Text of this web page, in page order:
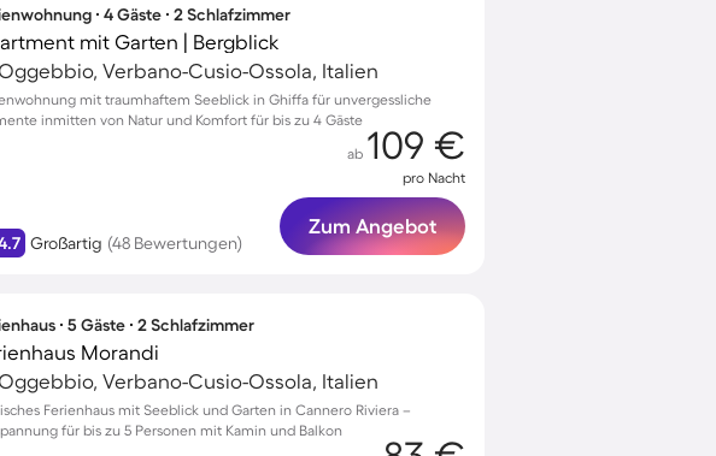
∙ 4 Gäste ∙ 2 Schlafzimmer
mit Garten | Bergblick
Oggebbio, Verbano-Cusio-Ossola, Italien
mit traumhaftem Seeblick in Ghiffa für unvergessliche
inmitten von Natur und Komfort für bis zu 4 Gäste
Großartig (48 Bewertungen)
ab 109 €
pro Nacht
Zum Angebot
∙ 5 Gäste ∙ 2 Schlafzimmer
Morandi
Oggebbio, Verbano-Cusio-Ossola, Italien
Ferienhaus mit Seeblick und Garten in Cannero Riviera –
für bis zu 5 Personen mit Kamin und Balkon